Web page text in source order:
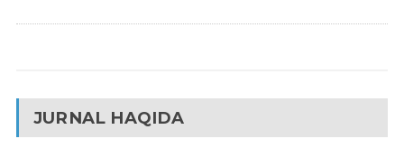
JURNAL HAQIDA